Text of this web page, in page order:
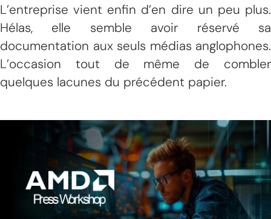
L’entreprise vient enfin d’en dire un peu plus.
Hélas, elle semble avoir réservé sa
documentation aux seuls médias anglophones.
L’occasion tout de même de combler
quelques lacunes du précédent papier.